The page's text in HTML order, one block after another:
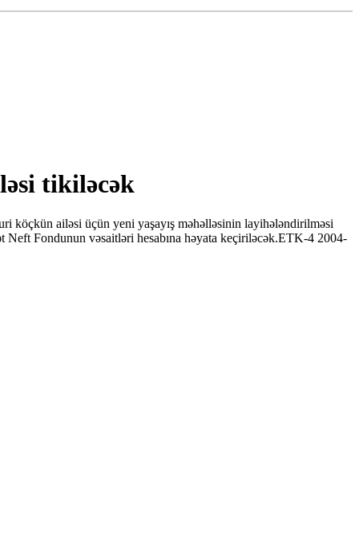
tikiləcək
köçkün ailəsi üçün yeni yaşayış məhəlləsinin layihələndirilməsi
Fondunun vəsaitləri hesabına həyata keçiriləcək.ETK-4 2004-